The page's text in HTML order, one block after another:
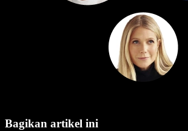
Bagikan artikel ini